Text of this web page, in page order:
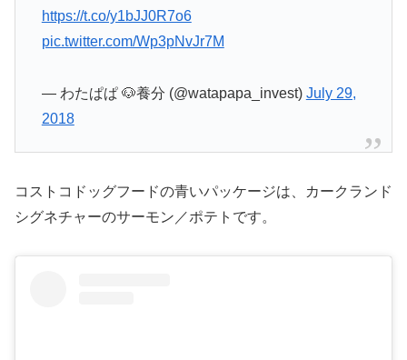
https://t.co/y1bJJ0R7o6
pic.twitter.com/Wp3pNvJr7M
— わたぱぱ 🐶養分 (@watapapa_invest) July 29,
2018
コストコドッグフードの青いパッケージは、カークランド
シグネチャーのサーモン／ポテトです。